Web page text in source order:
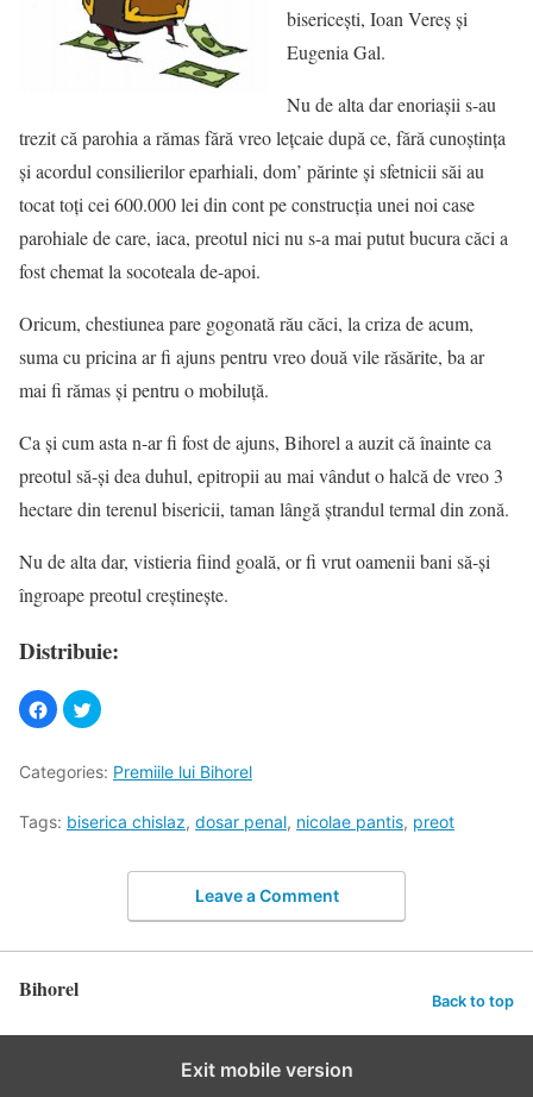
bisericeşti, Ioan Vereş şi
Eugenia Gal.
Nu de alta dar enoriaşii s-au
trezit că parohia a rămas fără vreo leţcaie după ce, fără cunoştinţa
şi acordul consilierilor eparhiali, dom’ părinte şi sfetnicii săi au
tocat toţi cei 600.000 lei din cont pe construcţia unei noi case
parohiale de care, iaca, preotul nici nu s-a mai putut bucura căci a
fost chemat la socoteala de-apoi.
Oricum, chestiunea pare gogonată rău căci, la criza de acum,
suma cu pricina ar fi ajuns pentru vreo două vile răsărite, ba ar
mai fi rămas şi pentru o mobiluţă.
Ca şi cum asta n-ar fi fost de ajuns, Bihorel a auzit că înainte ca
preotul să-şi dea duhul, epitropii au mai vândut o halcă de vreo 3
hectare din terenul bisericii, taman lângă ştrandul termal din zonă.
Nu de alta dar, vistieria fiind goală, or fi vrut oamenii bani să-şi
îngroape preotul creştineşte.
Distribuie:
Categories: Premiile lui Bihorel
Tags: biserica chislaz, dosar penal, nicolae pantis, preot
Leave a Comment
Bihorel Back to top
Exit mobile version